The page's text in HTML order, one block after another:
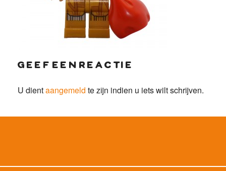
geef een reactie
U dientaangemeld te zijn indien u iets wilt schrijven.